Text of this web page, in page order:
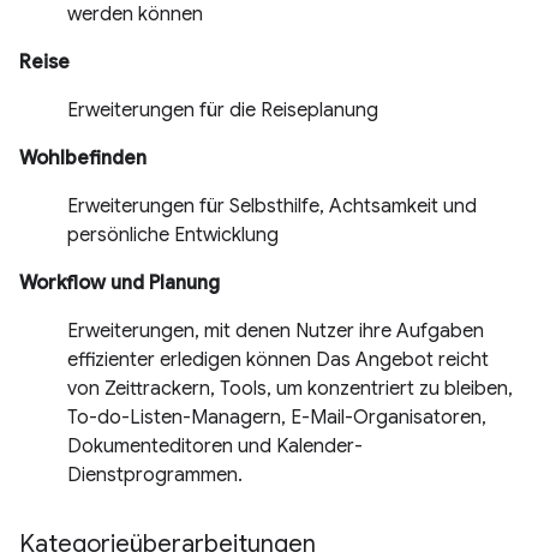
werden können
Reise
Erweiterungen für die Reiseplanung
Wohlbefinden
Erweiterungen für Selbsthilfe, Achtsamkeit und
persönliche Entwicklung
Workflow und Planung
Erweiterungen, mit denen Nutzer ihre Aufgaben
effizienter erledigen können Das Angebot reicht
von Zeittrackern, Tools, um konzentriert zu bleiben,
To-do-Listen-Managern, E-Mail-Organisatoren,
Dokumenteditoren und Kalender-
Dienstprogrammen.
Kategorieüberarbeitungen